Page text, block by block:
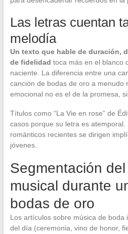
Las letras cuentan
melodía
Un texto que hable de duración,
de fidelidad toca más en el blanco
naciente. La diferencia entre una
canción de bodas de oro a menudo
emocional no es el de la promesa,
Títulos como “La Vie en rose” de
casos porque su letra es
románticos recientes se dirigen
jóvenes.
Segmentación
musical durante
bodas de oro
Los artículos sobre música de boda
del día (ceremonia, vino de honor,